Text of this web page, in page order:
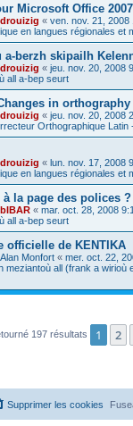
Microsoft Office 2007
drouizig « ven. nov. 21, 2008
en langues régionales et
a-berzh skipailh
drouizig « jeu. nov. 20, 2008
all a-bep seurt
in orthography
drouizig « jeu. nov. 20, 2008
Orthographique Latin
drouizig « lun. nov. 17, 2008
en langues régionales et
la page des polices ?
bIBAR « mar. oct. 28, 2008
all a-bep seurt
officielle de KENTIKA
Alan Monfort « mer. oct. 22,
meziantoù all (frank a wirioù
197 résultats 1 2
Supprimer les cookies